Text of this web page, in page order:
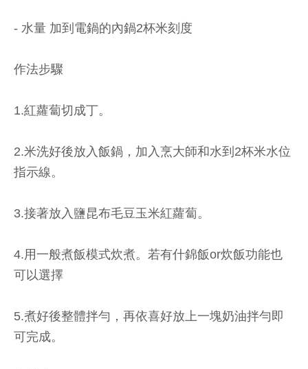
- 水量 加到電鍋的內鍋2杯米刻度
作法步驟
1.紅蘿蔔切成丁。
2.米洗好後放入飯鍋，加入烹大師和水到2杯米水位
指示線。
3.接著放入鹽昆布毛豆玉米紅蘿蔔。
4.用一般煮飯模式炊煮。若有什錦飯or炊飯功能也
可以選擇
5.煮好後整體拌勻，再依喜好放上一塊奶油拌勻即
可完成。